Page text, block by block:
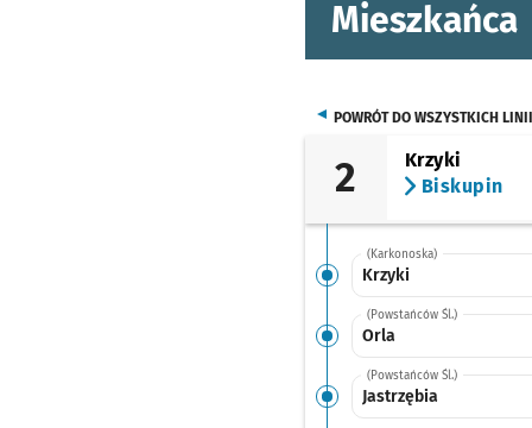
Mieszkańca
POWRÓT DO WSZYSTKICH LINII
2
Krzyki
Biskupin
(Karkonoska)
Krzyki
(Powstańców Śl.)
Orla
(Powstańców Śl.)
Jastrzębia